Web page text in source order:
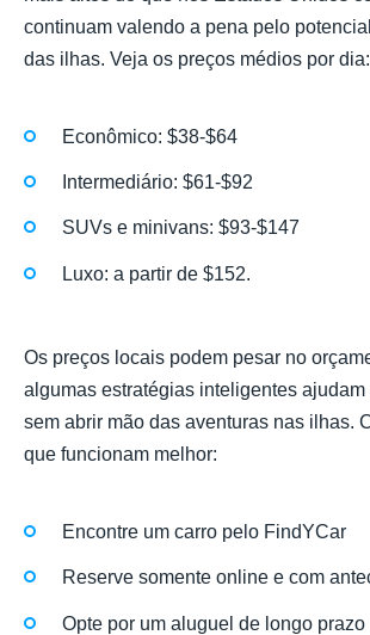
continuam valendo a pena pelo
das ilhas. Veja os preços médios por dia:
Econômico: $38-$64
Intermediário: $61-$92
SUVs e minivans: $93-$147
Luxo: a partir de $152.
Os preços locais podem pesar no
algumas estratégias inteligentes
sem abrir mão das aventuras nas ilhas.
que funcionam melhor:
Encontre um carro pelo FindYCar
Reserve somente online e com
Opte por um aluguel de longo prazo